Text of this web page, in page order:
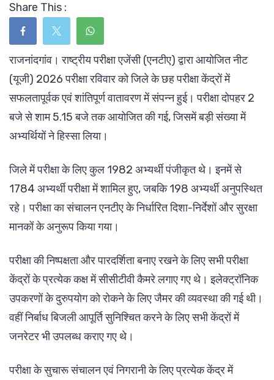
Share This :
राजनांदगांव। राष्ट्रीय परीक्षा एजेंसी (एनटीए) द्वारा आयोजित नीट
(यूजी) 2026 परीक्षा रविवार को जिले के छह परीक्षा केंद्रों में
सफलतापूर्वक एवं शांतिपूर्ण वातावरण में संपन्न हुई। परीक्षा दोपहर 2
बजे से शाम 5.15 बजे तक आयोजित की गई, जिसमें बड़ी संख्या में
अभ्यर्थियों ने हिस्सा लिया।
जिले में परीक्षा के लिए कुल 1982 अभ्यर्थी पंजीकृत थे। इनमें से
1784 अभ्यर्थी परीक्षा में शामिल हुए, जबकि 198 अभ्यर्थी अनुपस्थित
रहे। परीक्षा का संचालन एनटीए के निर्धारित दिशा-निर्देशों और सुरक्षा
मानकों के अनुरूप किया गया।
परीक्षा की निष्पक्षता और पारदर्शिता बनाए रखने के लिए सभी परीक्षा
केंद्रों के प्रत्येक कक्ष में सीसीटीवी कैमरे लगाए गए थे। इलेक्ट्रॉनिक
उपकरणों के दुरुपयोग को रोकने के लिए जैमर की व्यवस्था की गई थी।
वहीं निर्बाध बिजली आपूर्ति सुनिश्चित करने के लिए सभी केंद्रों में
जनरेटर भी उपलब्ध कराए गए थे।
परीक्षा के सुचारू संचालन एवं निगरानी के लिए प्रत्येक केंद्र में